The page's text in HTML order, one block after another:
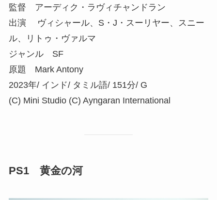
監督 アーディク・ラヴィチャンドラン
出演 ヴィシャール、S・J・スーリヤー、スニー
ル、リトゥ・ヴァルマ
ジャンル SF
原題 Mark Antony
2023年/ インド/ タミル語/ 151分/ G
(C) Mini Studio (C) Ayngaran International
PS1 黄金の河